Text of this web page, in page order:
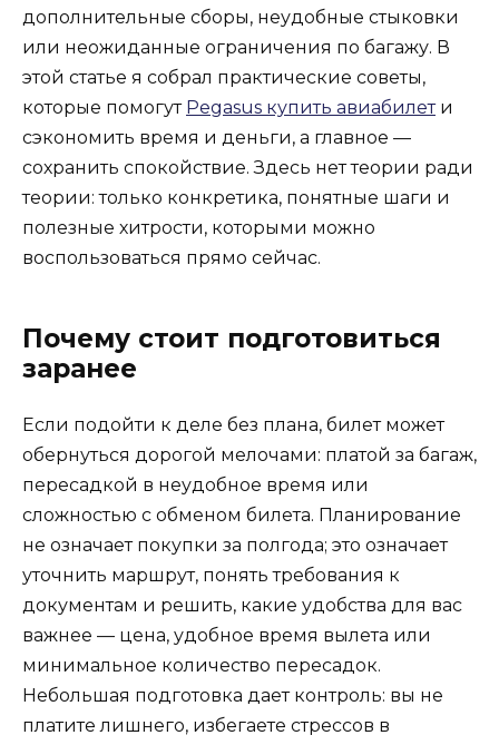
дополнительные сборы, неудобные стыковки
или неожиданные ограничения по багажу. В
этой статье я собрал практические советы,
которые помогут Pegasus купить авиабилети
сэкономить время и деньги, а главное —
сохранить спокойствие. Здесь нет теории ради
теории: только конкретика, понятные шаги и
полезные хитрости, которыми можно
воспользоваться прямо сейчас.
Почему стоит подготовиться
заранее
Если подойти к деле без плана, билет может
обернуться дорогой мелочами: платой за багаж,
пересадкой в неудобное время или
сложностью с обменом билета. Планирование
не означает покупки за полгода; это означает
уточнить маршрут, понять требования к
документам и решить, какие удобства для вас
важнее — цена, удобное время вылета или
минимальное количество пересадок.
Небольшая подготовка дает контроль: вы не
платите лишнего, избегаете стрессов в